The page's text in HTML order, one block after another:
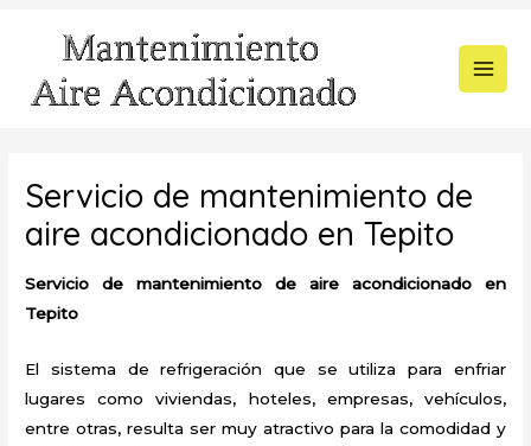
contenido
Servicio de mantenimiento de
aire acondicionado en Tepito
Servicio de mantenimiento de aire acondicionado en
Tepito
El sistema de refrigeración que se utiliza para enfriar
lugares como viviendas, hoteles, empresas, vehículos,
entre otras, resulta ser muy atractivo para la comodidad y